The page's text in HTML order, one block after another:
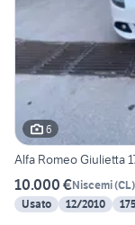
6
Alfa Romeo Giulietta
10.000 €Niscemi(CL)
Usato
12/2010